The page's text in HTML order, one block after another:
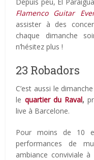
Flamenco Guitar
assister à des
chaque dimanche
n’hésitez plus !
23 Robadors
C’est aussi le
le quartier du Raval,
live à Barcelone.
Pour moins de 10
performances de
ambiance conviviale à